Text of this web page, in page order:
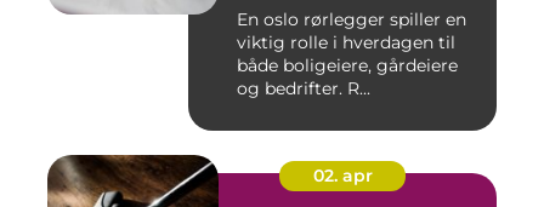
En oslo rørlegger spiller en
viktig rolle i hverdagen til
både boligeiere, gårdeiere
og bedrifter. R...
02. apr